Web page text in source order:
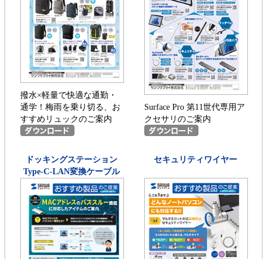
撥水×軽量で快適な通勤・
通学！梅雨を乗り切る、お
すすめリュックのご案内
Surface Pro 第11世代専用ア
クセサリのご案内
ドッキングステーション
Type-C-LAN変換ケーブル
セキュリティワイヤー